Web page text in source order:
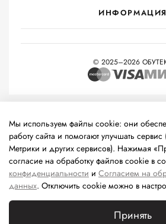
ИНФОРМАЦИЯ
© 2025–2026
технологии
(информационные технологии
информации на основе сбора,
сведений, относящихся к предпочтениям
«Интернет», находящихся на территории
Федерации).
Мы используем файлы cookie: они
работу сайта и помогают улучшать
Метрики и других сервисов). Нажимая
согласие на обработку файлов cookie в
конфиденциальности и Согласием на
данных. Отключить cookie можно в
Принять